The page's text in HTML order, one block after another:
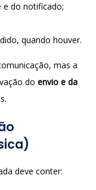
do notificado;
quando houver.
mas a
do envio e da
deve conter: